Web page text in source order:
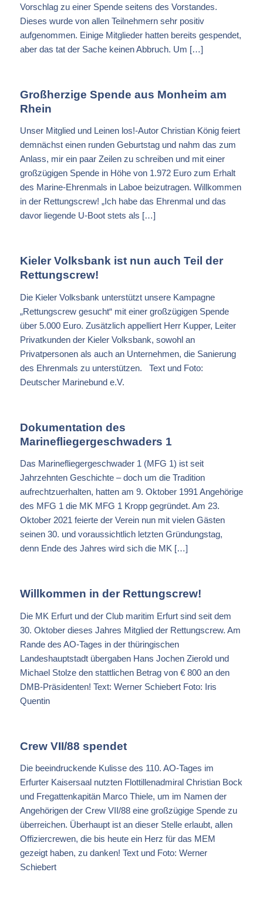
Vorschlag zu einer Spende seitens des Vorstandes.
Dieses wurde von allen Teilnehmern sehr positiv
aufgenommen. Einige Mitglieder hatten bereits gespendet,
aber das tat der Sache keinen Abbruch. Um […]
Großherzige Spende aus Monheim am
Rhein
Unser Mitglied und Leinen los!-Autor Christian König feiert
demnächst einen runden Geburtstag und nahm das zum
Anlass, mir ein paar Zeilen zu schreiben und mit einer
großzügigen Spende in Höhe von 1.972 Euro zum Erhalt
des Marine-Ehrenmals in Laboe beizutragen. Willkommen
in der Rettungscrew! „Ich habe das Ehrenmal und das
davor liegende U-Boot stets als […]
Kieler Volksbank ist nun auch Teil der
Rettungscrew!
Die Kieler Volksbank unterstützt unsere Kampagne
„Rettungscrew gesucht“ mit einer großzügigen Spende
über 5.000 Euro. Zusätzlich appelliert Herr Kupper, Leiter
Privatkunden der Kieler Volksbank, sowohl an
Privatpersonen als auch an Unternehmen, die Sanierung
des Ehrenmals zu unterstützen. Text und Foto:
Deutscher Marinebund e.V.
Dokumentation des
Marinefliegergeschwaders 1
Das Marinefliegergeschwader 1 (MFG 1) ist seit
Jahrzehnten Geschichte – doch um die Tradition
aufrechtzuerhalten, hatten am 9. Oktober 1991 Angehörige
des MFG 1 die MK MFG 1 Kropp gegründet. Am 23.
Oktober 2021 feierte der Verein nun mit vielen Gästen
seinen 30. und voraussichtlich letzten Gründungstag,
denn Ende des Jahres wird sich die MK […]
Willkommen in der Rettungscrew!
Die MK Erfurt und der Club maritim Erfurt sind seit dem
30. Oktober dieses Jahres Mitglied der Rettungscrew. Am
Rande des AO-Tages in der thüringischen
Landeshauptstadt übergaben Hans Jochen Zierold und
Michael Stolze den stattlichen Betrag von € 800 an den
DMB-Präsidenten! Text: Werner Schiebert Foto: Iris
Quentin
Crew VII/88 spendet
Die beeindruckende Kulisse des 110. AO-Tages im
Erfurter Kaisersaal nutzten Flottillenadmiral Christian Bock
und Fregattenkapitän Marco Thiele, um im Namen der
Angehörigen der Crew VII/88 eine großzügige Spende zu
überreichen. Überhaupt ist an dieser Stelle erlaubt, allen
Offiziercrewen, die bis heute ein Herz für das MEM
gezeigt haben, zu danken! Text und Foto: Werner
Schiebert